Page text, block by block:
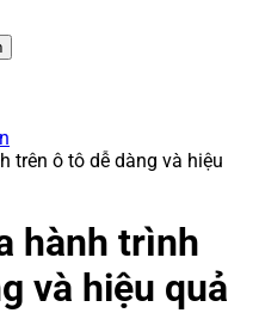
trên ô tô dễ dàng và hiệu
hành trình
và hiệu quả